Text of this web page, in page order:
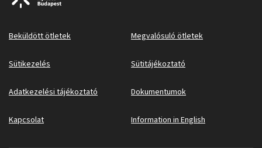
Beküldött ötletek Megvalósuló ötletek
Sütikezelés Sütitájékoztató
Adatkezelési tájékoztató Dokumentumok
Kapcsolat Information in English